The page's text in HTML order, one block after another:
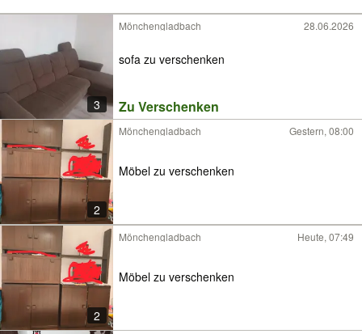
3
Mönchengladbach 28.06.2026
sofa zu verschenken
Zu Verschenken
2
Mönchengladbach Gestern, 08:00
Möbel zu verschenken
2
Mönchengladbach Heute, 07:49
Möbel zu verschenken